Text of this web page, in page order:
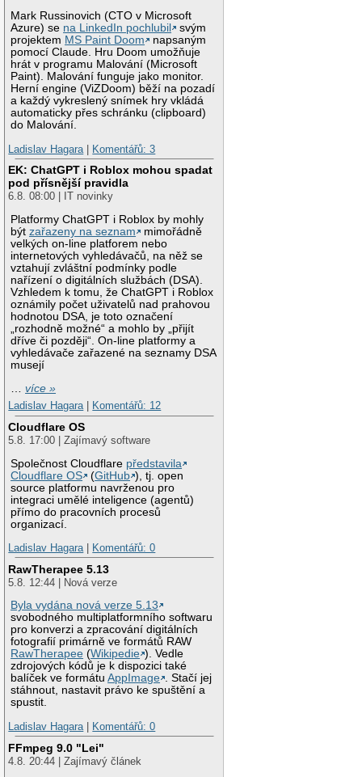
Mark Russinovich (CTO v Microsoft
Azure) se na LinkedIn pochlubil
svým
projektem MS Paint Doom
napsaným
pomocí Claude. Hru Doom umožňuje
hrát v programu Malování (Microsoft
Paint). Malování funguje jako monitor.
Herní engine (ViZDoom) běží na pozadí
a každý vykreslený snímek hry vkládá
automaticky přes schránku (clipboard)
do Malování.
Ladislav Hagara
Komentářů: 3
EK: ChatGPT i Roblox mohou spadat
pod přísnější pravidla
6.8. 08:00 | IT novinky
Platformy ChatGPT i Roblox by mohly
býtzařazeny na seznam
mimořádně
velkých on-line platforem nebo
internetových vyhledávačů, na něž se
vztahují zvláštní podmínky podle
nařízení o digitálních službách (DSA).
Vzhledem k tomu, že ChatGPT i Roblox
oznámily počet uživatelů nad prahovou
hodnotou DSA, je toto označení
„rozhodně možné“ a mohlo by „přijít
dříve či později“. On-line platformy a
vyhledávače zařazené na seznamy DSA
musejí
…více »
Ladislav Hagara| Komentářů: 12
Cloudflare OS
5.8. 17:00 | Zajímavý software
Společnost Cloudflare představila
Cloudflare OS
(GitHub ), tj. open
source platformu navrženou pro
integraci umělé inteligence (agentů)
přímo do pracovních procesů
organizací.
Ladislav Hagara| Komentářů: 0
RawTherapee 5.13
5.8. 12:44 | Nová verze
Byla vydána nová verze 5.13
svobodného multiplatformního softwaru
pro konverzi a zpracování digitálních
fotografií primárně ve formátů RAW
RawTherapee (Wikipedie ). Vedle
zdrojových kódů je k dispozici také
balíček ve formátuAppImage . Stačí jej
stáhnout, nastavit právo ke spuštění a
spustit.
Ladislav Hagara| Komentářů: 0
FFmpeg 9.0 "Lei"
4.8. 20:44 | Zajímavý článek